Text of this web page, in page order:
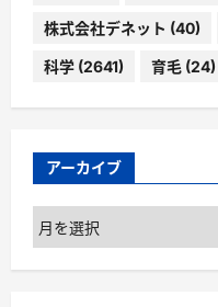
株式会社デネット (40)
科学 (2641) 育毛 (24)
アーカイブ
ア
ー
カ